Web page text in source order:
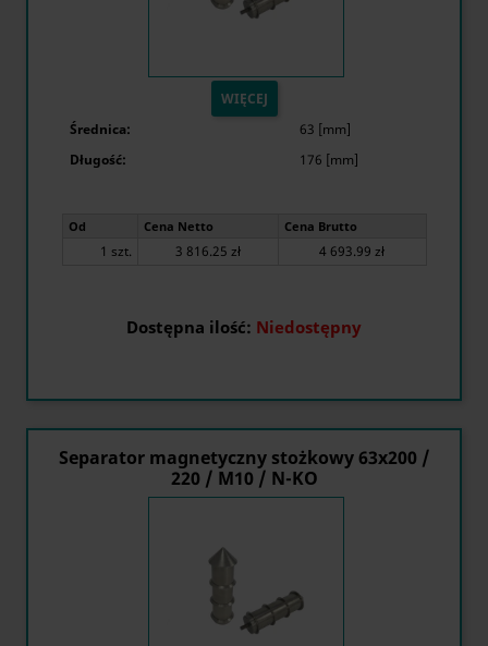
WIĘCEJ
Średnica:
63 [mm]
Długość:
176 [mm]
Od Cena Netto Cena Brutto
1 szt. 3 816.25 zł 4 693.99 zł
Dostępna ilość: Niedostępny
Separator magnetyczny stożkowy 63x200 /
220 / M10 / N-KO